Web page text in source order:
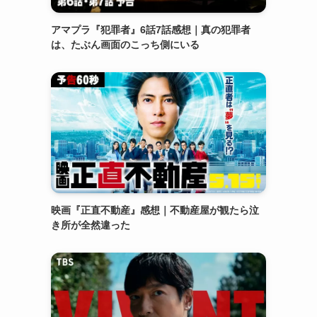
アマプラ『犯罪者』6話7話感想｜真の犯罪者
は、たぶん画面のこっち側にいる
映画『正直不動産』感想｜不動産屋が観たら泣
き所が全然違った